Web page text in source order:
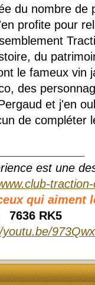
du nombre de
profite pour
du
le fameux vin
des
et j'en
de compléter
est une
qui aiment
7636 RK5